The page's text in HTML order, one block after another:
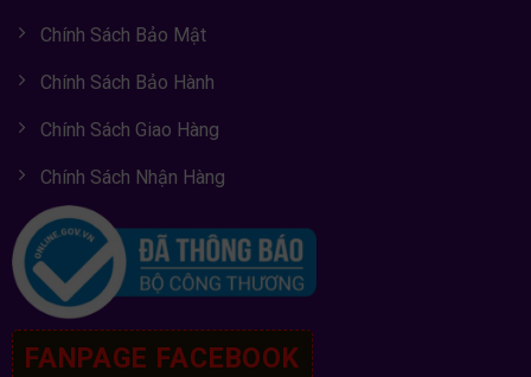
Chính Sách Bảo Mật
Chính Sách Bảo Hành
Chính Sách Giao Hàng
Chính Sách Nhận Hàng
FANPAGE FACEBOOK